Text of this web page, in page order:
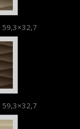
59,3×32,7
59,3×32,7